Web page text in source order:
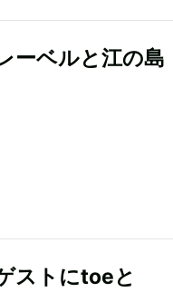
ーベルと江の島
ストにtoeと